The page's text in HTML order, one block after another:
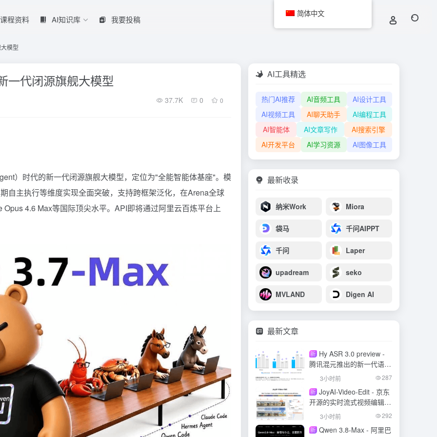
课程资料 AI知识库 我要投稿
模型
一代闭源旗舰大模型
37.7K 0 0
）时代的新一代闭源旗舰大模型，定位为"全能智能体基座"。模
自主执行等维度实现全面突破，支持跨框架泛化，在Arena全球
4.6 Max等国际顶尖水平。API即将通过阿里云百炼平台上
AI工具精选
热门AI推荐 AI音频工具
AI设计工具
AI视频工具
AI聊天助手
AI编程工具
AI智能体
AI文章写作
AI搜索引擎
AI开发平台
AI学习资源 AI图像工具
最新收录
纳米Work Miora
袋马 千问AIPPT
千问 Laper
upadream seko
MVLAND Digen AI
最新文章
新 Hy ASR 3.0 preview -
腾讯混元推出的新一代语音
识别模型
3小时前 287
新 JoyAI-Video-Edit - 京东
开源的实时流式视频编辑模
3小时前 292
新 Qwen 3.8-Max - 阿里巴
简体中文